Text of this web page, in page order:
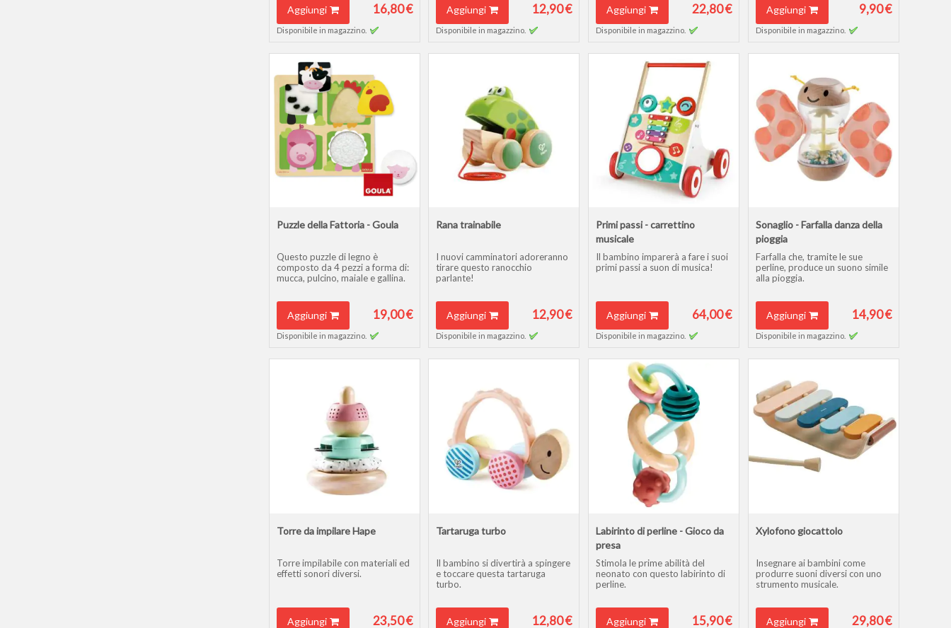
Aggiungi 16,80 €
Disponibile in magazzino.
Aggiungi 12,90 €
Disponibile in magazzino.
Aggiungi 22,80 €
Disponibile in magazzino.
Aggiungi 9,90 €
Disponibile in magazzino.
Puzzle della Fattoria - Goula
Questo puzzle di legno è
composto da 4 pezzi a forma di:
mucca, pulcino, maiale e gallina.
Aggiungi 19,00 €
Disponibile in magazzino.
Rana trainabile
I nuovi camminatori adoreranno
tirare questo ranocchio
parlante!
Aggiungi 12,90 €
Disponibile in magazzino.
Primi passi - carrettino
musicale
Il bambino imparerà a fare i suoi
primi passi a suon di musica!
Aggiungi 64,00 €
Disponibile in magazzino.
Sonaglio - Farfalla danza della
pioggia
Farfalla che, tramite le sue
perline, produce un suono simile
alla pioggia.
Aggiungi 14,90 €
Disponibile in magazzino.
Torre da impilare Hape
Torre impilabile con materiali ed
effetti sonori diversi.
Aggiungi 23,50 €
Tartaruga turbo
Il bambino si divertirà a spingere
e toccare questa tartaruga
turbo.
Aggiungi 12,80 €
Labirinto di perline - Gioco da
presa
Stimola le prime abilità del
neonato con questo labirinto di
perline.
Aggiungi 15,90 €
Xylofono giocattolo
Insegnare ai bambini come
produrre suoni diversi con uno
strumento musicale.
Aggiungi 29,80 €